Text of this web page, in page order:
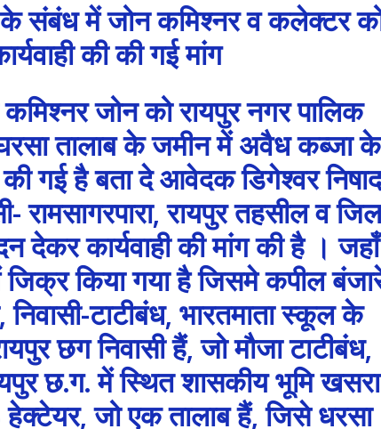
संबंध में जोन कमिश्नर व कलेक्टर
की की गई मांग
जोन को रायपुर नगर पालिक
तालाब के जमीन में अवैध कब्जा के
गई है बता दे आवेदक डिगेश्वर निषाद
रामसागरपारा, रायपुर तहसील व
देकर कार्यवाही की मांग की है । जहाँ
किया गया है जिसमे कपील
निवासी-टाटीबंध, भारतमाता स्कूल के
छग निवासी हैं, जो मौजा टाटीबंध,
छ.ग. में स्थित शासकीय भूमि खसरा
जो एक तालाब हैं, जिसे धरसा